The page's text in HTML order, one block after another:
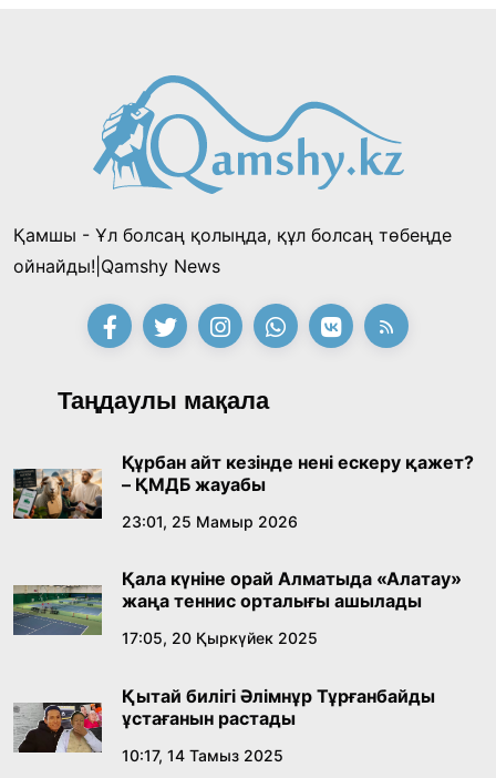
Қамшы - Ұл болсаң қолыңда, құл болсаң төбеңде
ойнайды!|Qamshy News
Таңдаулы мақала
Құрбан айт кезінде нені ескеру қажет?
– ҚМДБ жауабы
23:01, 25 Мамыр 2026
Қала күніне орай Алматыда «Алатау»
жаңа теннис орталығы ашылады
17:05, 20 Қыркүйек 2025
Қытай билігі Әлімнұр Тұрғанбайды
ұстағанын растады
10:17, 14 Тамыз 2025